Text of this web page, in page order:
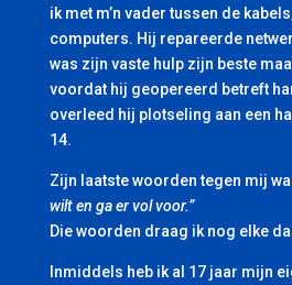
ik met m’n vader tussen de
computers. Hij repareerde
was zijn vaste hulp zijn beste
voordat hij geopereerd betreft
overleed hij plotseling aan een
14.
Zijn laatste woorden tegen mij
wilt en ga er vol voor.”
Die woorden draag ik nog elke
Inmiddels heb ik al 17 jaar mijn